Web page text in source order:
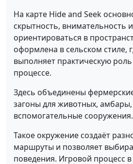
На карте Hide and Seek
скрытность, внимательность
ориентироваться в
оформлена в сельском стиле,
выполняет практическую
процессе.
Здесь объединены
загоны для животных,
вспомогательные сооружения.
Такое окружение создаёт
маршруты и позволяет
поведения. Игровой процесс